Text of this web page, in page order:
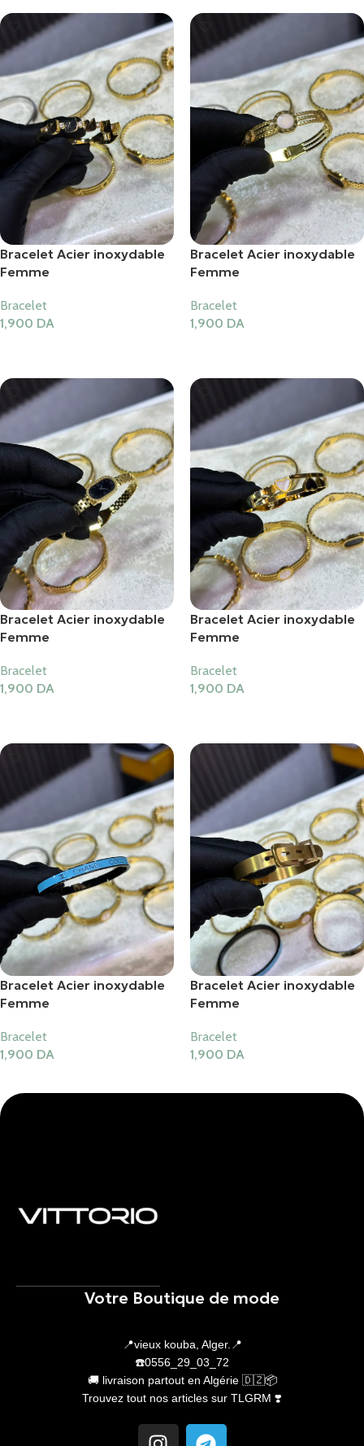
Bracelet Acier inoxydable
Femme
Bracelet
1,900 DA
Bracelet Acier inoxydable
Femme
Bracelet
1,900 DA
Bracelet Acier inoxydable
Femme
Bracelet
1,900 DA
Bracelet Acier inoxydable
Femme
Bracelet
1,900 DA
Bracelet Acier inoxydable
Femme
Bracelet
1,900 DA
Bracelet Acier inoxydable
Femme
Bracelet
1,900 DA
Votre Boutique de mode
📍vieux kouba, Alger.📍
☎️0556_29_03_72
🚚 livraison partout en Algérie 🇩🇿📦
Trouvez tout nos articles sur TLGRM ❣️